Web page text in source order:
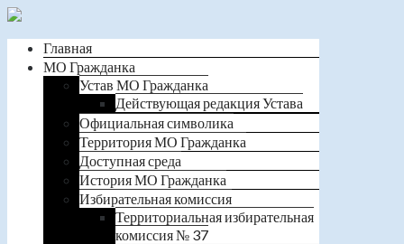
Главная
МО Гражданка
Устав МО Гражданка
Действующая редакция Устава
Официальная символика
Территория МО Гражданка
Доступная среда
История МО Гражданка
Избирательная комиссия
Территориальная избирательная
комиссия № 37